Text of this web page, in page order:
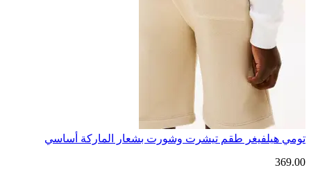
تومي هيلفيغر طقم تيشرت وشورت بشعار الماركة أساسي
369.00